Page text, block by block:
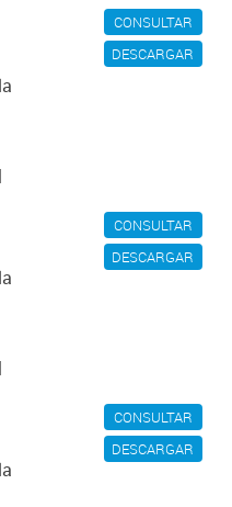
CONSULTAR
DESCARGAR
CONSULTAR
DESCARGAR
CONSULTAR
DESCARGAR